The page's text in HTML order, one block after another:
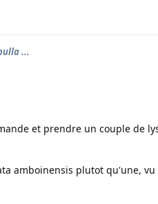
...
et prendre un couple de
amboinensis plutot qu'une,